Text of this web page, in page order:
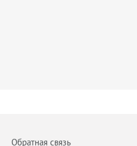
Обратная связь